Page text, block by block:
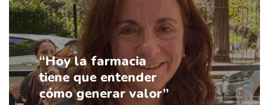
“Hoy la farmacia
tiene que entender
cómo generar valor”